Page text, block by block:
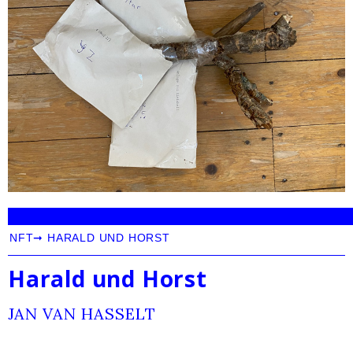
NFT➞ HARALD UND HORST
Harald und Horst
JAN VAN HASSELT